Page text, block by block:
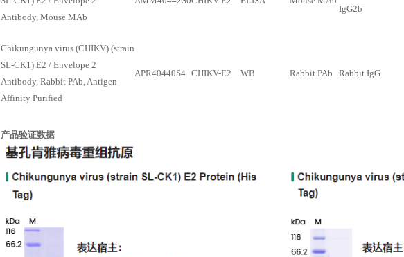
Antibody, Mouse MAb
IgG2b
Chikungunya virus (CHIKV) (strain
SL-CK1) E2 / Envelope 2
Antibody, Rabbit PAb, Antigen
Affinity Purified
APR40440S4 CHIKV-E2 WB Rabbit PAb Rabbit IgG
产品验证数据